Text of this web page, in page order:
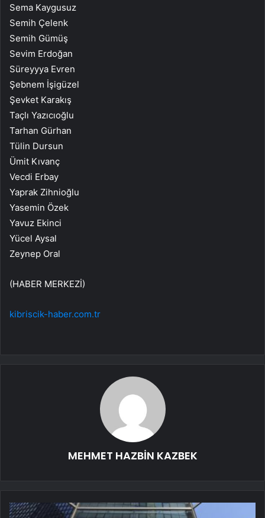
Sema Kaygusuz
Semih Çelenk
Semih Gümüş
Sevim Erdoğan
Süreyyya Evren
Şebnem İşigüzel
Şevket Karakış
Taçlı Yazıcıoğlu
Tarhan Gürhan
Tülin Dursun
Ümit Kıvanç
Vecdi Erbay
Yaprak Zihnioğlu
Yasemin Özek
Yavuz Ekinci
Yücel Aysal
Zeynep Oral
(HABER MERKEZİ)
kibriscik-haber.com.tr
MEHMET HAZBİN KAZBEK